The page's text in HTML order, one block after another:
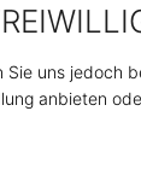
uns
anbieten